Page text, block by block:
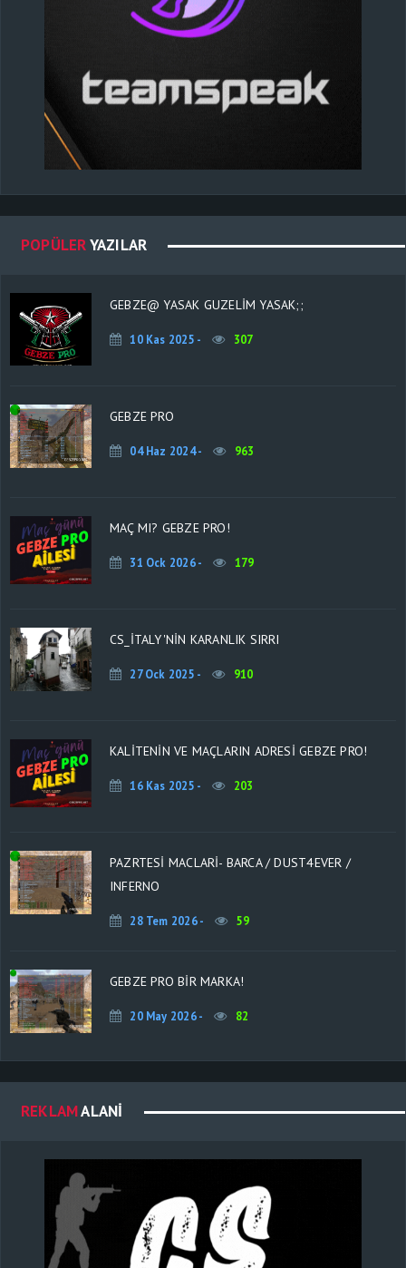
POPÜLERYAZILAR
GEBZE@ YASAK GUZELIM YASAK;;
10 Kas 2025 - 307
GEBZE PRO
04 Haz 2024 - 963
MAÇ MI? GEBZE PRO!
31 Ock 2026 - 179
CS_İTALY'NİN KARANLIK SIRRI
27 Ock 2025 - 910
KALİTENİN VE MAÇLARIN ADRESİ GEBZE PRO!
16 Kas 2025 - 203
PAZRTESI MACLARI- BARCA / DUST4EVER /
INFERNO
28 Tem 2026 - 59
GEBZE PRO BİR MARKA!
20 May 2026 - 82
REKLAMALANI